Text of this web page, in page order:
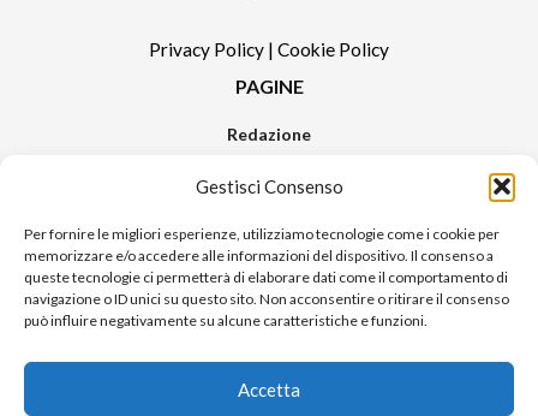
Gestisci Consenso
Per fornire le migliori esperienze, utilizziamo tecnologie come i cookie per
memorizzare e/o accedere alle informazioni del dispositivo. Il consenso a
queste tecnologie ci permetterà di elaborare dati come il comportamento di
navigazione o ID unici su questo sito. Non acconsentire o ritirare il consenso
può influire negativamente su alcune caratteristiche e funzioni.
Accetta
Privacy Policy | Cookie Policy
PAGINE
Redazione
Pubblicità
Sitemap
RUBRICHE
Notizie in Primo Piano
Urban Video